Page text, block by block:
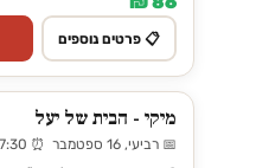
📋 פרטים נוספים
מיקי - הבית של יעל
📅 רביעי, 16 ספטמבר ⏰ 17:30